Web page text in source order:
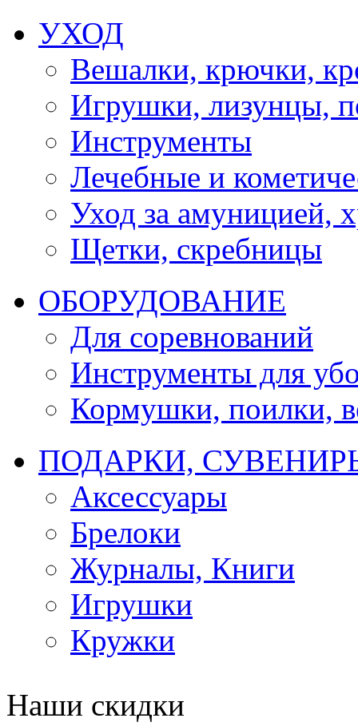
УХОД
Вешалки, крючки,
Игрушки, лизунцы,
Инструменты
Лечебные и
Уход за амуницией,
Щетки, скребницы
ОБОРУДОВАНИЕ
Для соревнований
Инструменты для
Кормушки, поилки,
ПОДАРКИ,
Аксессуары
Брелоки
Журналы, Книги
Игрушки
Кружки
Наши скидки